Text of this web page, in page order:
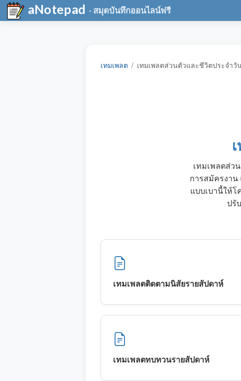
aNotepad - สมุดบันทึกออนไลน์ฟรี
เทมเพลต เทมเพลตส่วนตัวและชีวิตประจำวัน
เทมเพลตส่ว
การสมัครงา
แบบเบานี้ให้โ
ปรั
เทมเพลตติดตามนิสัยรายสัปดาห์
เทมเพลตทบทวนรายสัปดาห์